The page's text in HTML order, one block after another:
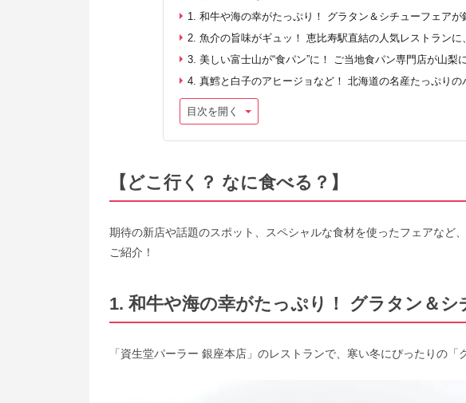
1. 和牛や海の幸がたっぷり！ グラタン＆シチューフェアが
2. 魚介の旨味がギュッ！ 恵比寿駅直結の人気レストランに
3. 美しい富士山が“食パン”に！ ご当地食パン専門店が山梨
4. 真鱈と白子のアヒージョなど！ 北海道の名産たっぷり
目次を開く
【どこ行く？ なに食べる？】
期待の新店や話題のスポット、スペシャルな食材を使ったフェアなど
ご紹介！
1. 和牛や海の幸がたっぷり！ グラタン＆
「資生堂パーラー 銀座本店」のレストランで、寒い冬にぴったりの「